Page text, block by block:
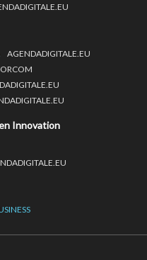
AGENDADIGITALE.EU
Innovation